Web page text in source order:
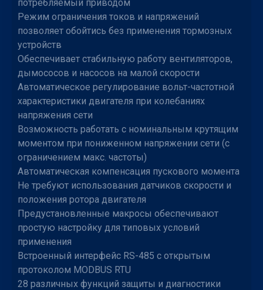
потребляемый приводом
Режим ограничения токов и напряжений
позволяет обойтись без применения тормозных
устройств
Обеспечивает стабильную работу вентиляторов,
дымососов и насосов на малой скорости
Автоматическое регулирование вольт-частотной
характеристики двигателя при колебаниях
напряжения сети
Возможность работать с номинальным крутящим
моментом при пониженном напряжении сети (с
ограничением макс. частоты)
Автоматическая компенсация пускового момента
Не требуют использования датчиков скорости и
положения ротора двигателя
Предустановленные макросы обеспечивают
простую настройку для типовых условий
применения
Встроенный интерфейс RS-485 с открытым
протоколом MODBUS RTU
28 различных функций защиты и диагностики